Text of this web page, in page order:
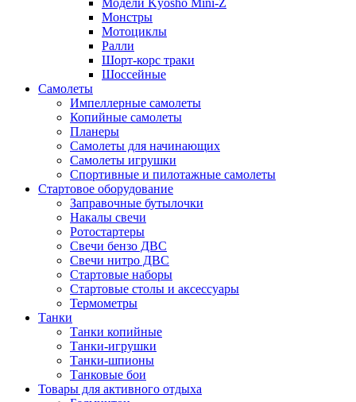
Модели Kyosho Mini-Z
Монстры
Мотоциклы
Ралли
Шорт-корс траки
Шоссейные
Самолеты
Импеллерные самолеты
Копийные самолеты
Планеры
Самолеты для начинающих
Самолеты игрушки
Спортивные и пилотажные самолеты
Стартовое оборудование
Заправочные бутылочки
Накалы свечи
Ротостартеры
Свечи бензо ДВС
Свечи нитро ДВС
Стартовые наборы
Стартовые столы и аксессуары
Термометры
Танки
Танки копийные
Танки-игрушки
Танки-шпионы
Танковые бои
Товары для активного отдыха